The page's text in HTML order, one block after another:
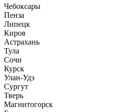
Чебоксары
Пенза
Липецк
Киров
Астрахань
Тула
Сочи
Курск
Улан-Удэ
Сургут
Тверь
Магнитогорск